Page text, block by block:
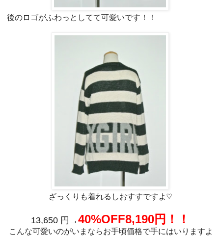
後のロゴがふわっとしてて可愛いです！！
ざっくりも着れるしおすすですよ♡
13,650 円→40%OFF8,190円！！
こんな可愛いのがいまならお手頃価格で手にはいりますよ